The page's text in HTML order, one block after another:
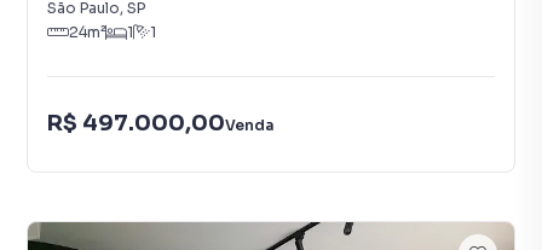
São Paulo, SP
24m² 1 1
R$ 497.000,00Venda